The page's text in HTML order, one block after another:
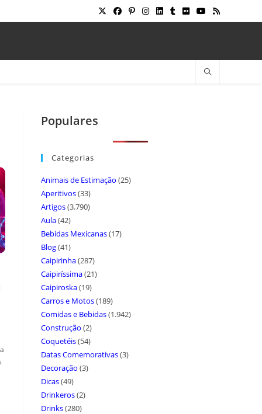
Populares
Categorias
Animais de Estimação (25)
Aperitivos(33)
Artigos(3.790)
Aula(42)
Bebidas Mexicanas(17)
Blog(41)
Caipirinha(287)
Caipiríssima(21)
Caipiroska(19)
Carros e Motos(189)
Comidas e Bebidas(1.942)
Construção (2)
Coquetéis(54)
Datas Comemorativas(3)
Decoração (3)
Dicas(49)
Drinkeros(2)
Drinks(280)